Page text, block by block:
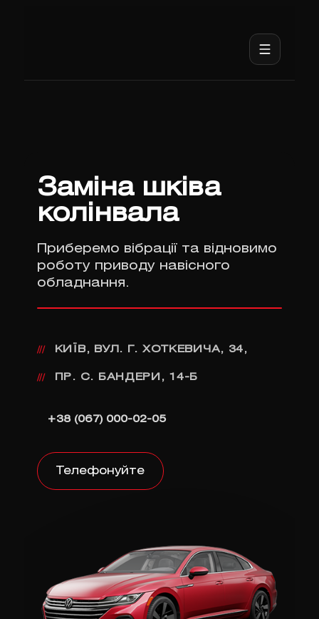
Заміна шківа
колінвала
Приберемо вібрації та відновимо
роботу приводу навісного
обладнання.
/// КИЇВ, ВУЛ. Г. ХОТКЕВИЧА, 34,
/// ПР. С. БАНДЕРИ, 14-Б
+38 (067) 000-02-05
Телефонуйте